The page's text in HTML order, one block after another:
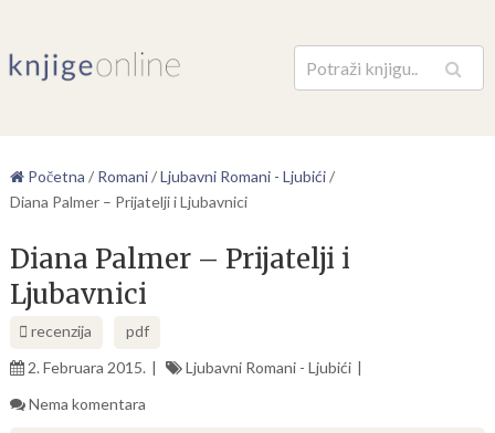
Pretraga
Početna / Romani/Ljubavni Romani - Ljubići/
Diana Palmer – Prijatelji i Ljubavnici
Diana Palmer – Prijatelji i
Ljubavnici
recenzija
pdf
2. Februara 2015.
Ljubavni Romani - Ljubići
Nema komentara